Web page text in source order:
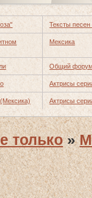
Тексты
Мексика
Общий
Актрисы
Актрисы
только »